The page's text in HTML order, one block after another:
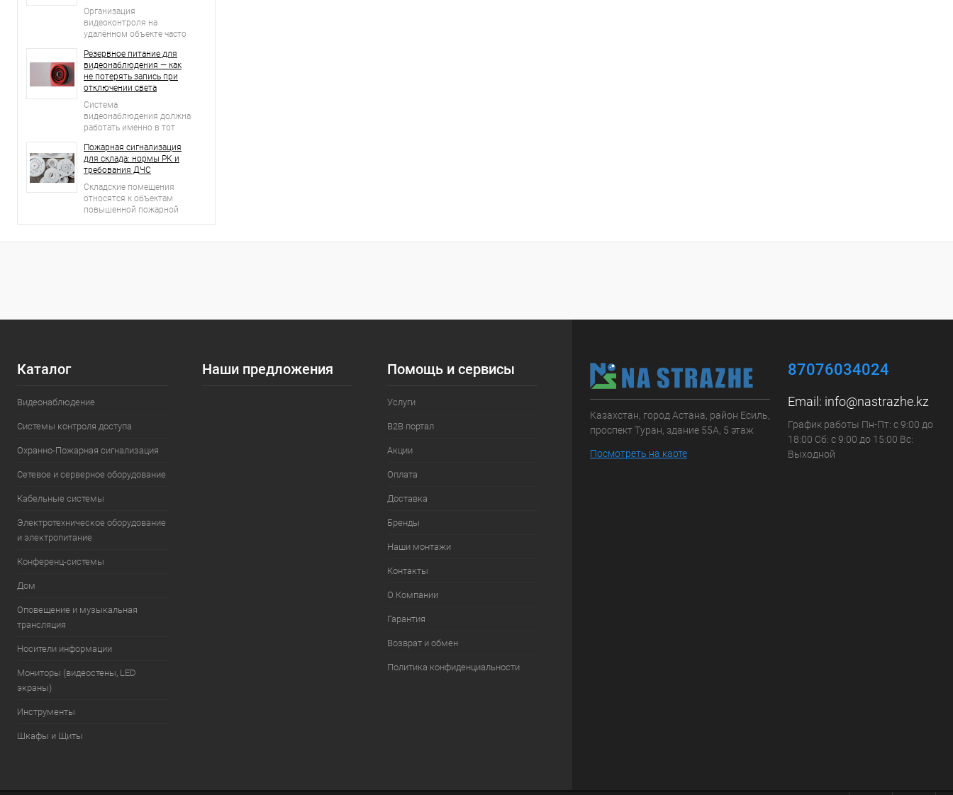
Организация
видеоконтроля на
удалённом объекте часто
вопроса: что делать, если
рядом нет проводного
интернета, стабильной Wi-
Fi-сети и возможности
регулярно подключать
оборудование к
электросети?
Резервное питание для
видеонаблюдения — как
не потерять запись при
отключении света
Система
видеонаблюдения должна
работать именно в тот
нештатная ситуация.
Пожарная сигнализация
для склада: нормы РК и
требования ДЧС
Складские помещения
относятся к объектам
повышенной пожарной
Каталог
Видеонаблюдение
Системы контроля доступа
Охранно-Пожарная сигнализация
Сетевое и серверное оборудование
Кабельные системы
Электротехническое оборудование
и электропитание
Конференц-системы
Дом
Оповещение и музыкальная
трансляция
Носители информации
Мониторы (видеостены, LED
экраны)
Инструменты
Шкафы и Щиты
Наши предложения Помощь и сервисы
Услуги
B2B портал
Акции
Оплата
Доставка
Бренды
Наши монтажи
Контакты
О Компании
Гарантия
Возврат и обмен
Политика конфиденциальности
Казахстан, город Астана, район Есиль,
проспект Туран, здание 55А, 5 этаж
Посмотреть на карте
87076034024
Email: info@nastrazhe.kz
График работы Пн-Пт: с 9:00 до
18:00 Сб: с 9:00 до 15:00 Вс:
Выходной